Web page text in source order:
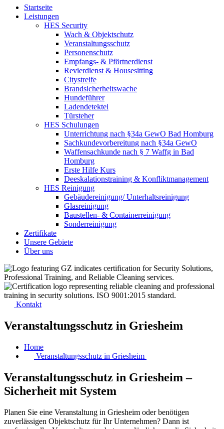
Startseite
Leistungen
HES Security
Wach & Objektschutz
Veranstaltungsschutz
Personenschutz
Empfangs- & Pförtnerdienst
Revierdienst & Housesitting
Citystreife
Brandsicherheitswache
Hundeführer
Ladendetektei
Türsteher
HES Schulungen
Unterrichtung nach §34a GewO Bad Homburg
Sachkundevorbereitung nach §34a GewO
Waffensachkunde nach § 7 Waffg in Bad
Homburg
Erste Hilfe Kurs
Deeskalationstraining & Konfliktmanagement
HES Reinigung
Gebäudereinigung/ Unterhaltsreinigung
Glasreinigung
Baustellen- & Containerreinigung
Sonderreinigung
Zertifikate
Unsere Gebiete
Über uns
Kontakt
Veranstaltungsschutz in Griesheim
Home
Veranstaltungsschutz in Griesheim
Veranstaltungsschutz in Griesheim –
Sicherheit mit System
Planen Sie eine Veranstaltung in Griesheim oder benötigen
zuverlässigen Objektschutz für Ihr Unternehmen? Dann ist